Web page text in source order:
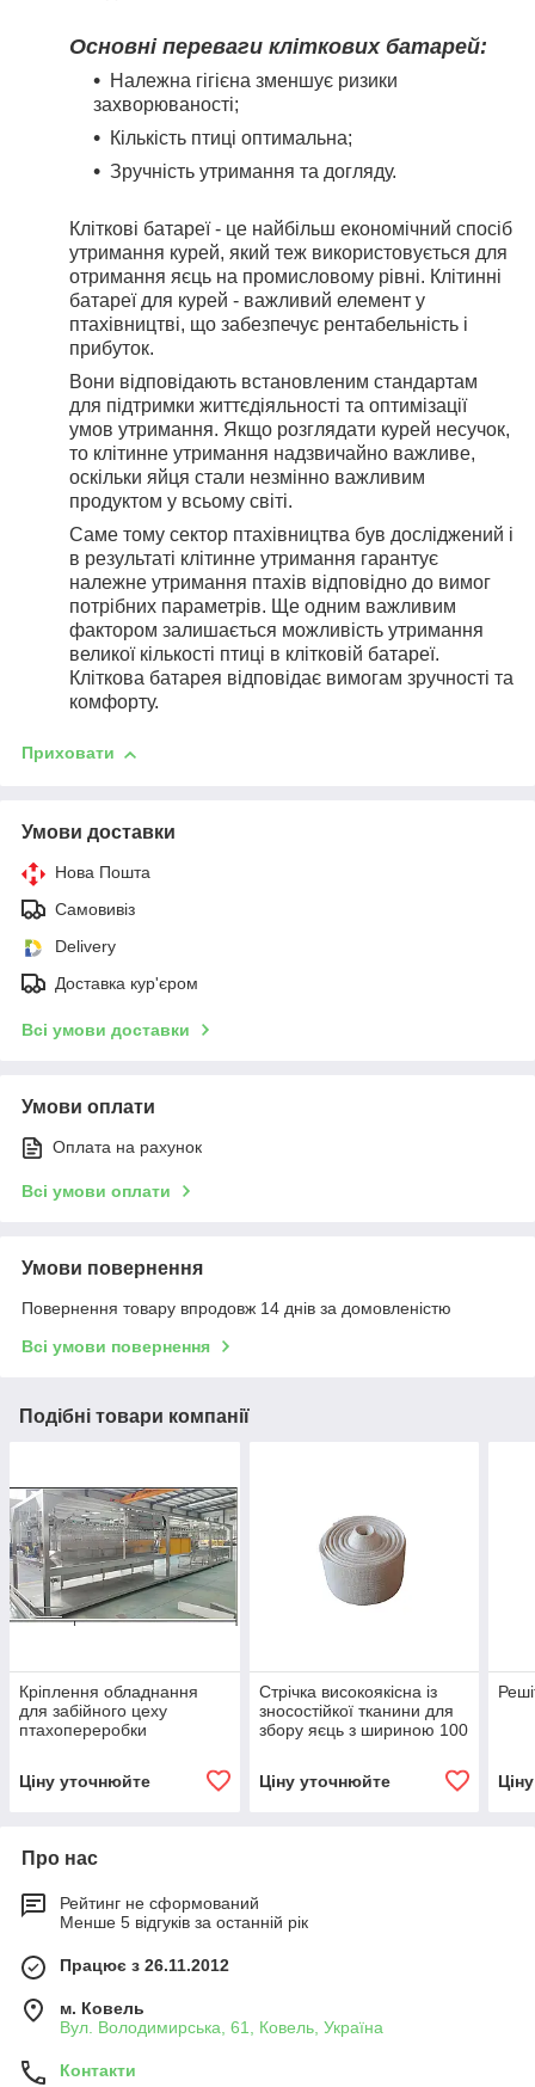
Основні переваги кліткових батарей:
Належна гігієна зменшує ризики
захворюваності;
Кількість птиці оптимальна;
Зручність утримання та догляду.
Кліткові батареї - це найбільш економічний спосіб
утримання курей, який теж використовується для
отримання яєць на промисловому рівні. Клітинні
батареї для курей - важливий елемент у
птахівництві, що забезпечує рентабельність і
прибуток.
Вони відповідають встановленим стандартам
для підтримки життєдіяльності та оптимізації
умов утримання. Якщо розглядати курей несучок,
то клітинне утримання надзвичайно важливе,
оскільки яйця стали незмінно важливим
продуктом у всьому світі.
Саме тому сектор птахівництва був досліджений і
в результаті клітинне утримання гарантує
належне утримання птахів відповідно до вимог
потрібних параметрів. Ще одним важливим
фактором залишається можливість утримання
великої кількості птиці в клітковій батареї.
Кліткова батарея відповідає вимогам зручності та
комфорту.
Приховати
Умови доставки
Нова Пошта
Самовивіз
Delivery
Доставка кур'єром
Всі умови доставки
Умови оплати
Оплата на рахунок
Всі умови оплати
Умови повернення
Повернення товару впродовж 14 днів за домовленістю
Всі умови повернення
Подібні товари компанії
Кріплення обладнання
для забійного цеху
птахопереробки
Ціну уточнюйте
Стрічка високоякісна із
зносостійкої тканини для
збору яєць з шириною 100
Ціну уточнюйте
Про нас
Рейтинг не сформований
Менше 5 відгуків за останній рік
Працює з 26.11.2012
м. Ковель
Вул. Володимирська, 61, Ковель, Україна
Контакти